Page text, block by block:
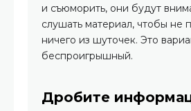
и съюморить, они будут
слушать материал, чтобы не
ничего из шуточек. Это
беспроигрышный.
Дробите